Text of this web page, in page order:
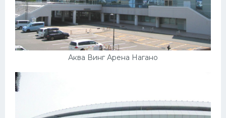
Аква Винг Арена Нагано